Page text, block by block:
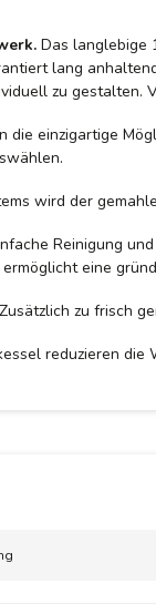
Das langlebige
lang
zu
die einzigartige
wird der
Reinigung
eine
zu frisch
reduzieren die